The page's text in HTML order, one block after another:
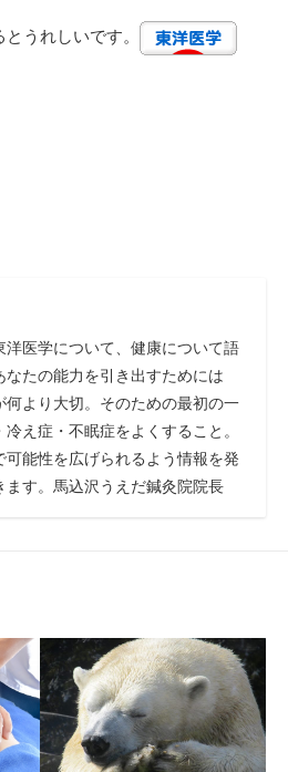
うれしいです。
洋医学について、健康について語
なたの能力を引き出すためには
何より大切。そのための最初の一
え症・不眠症をよくすること。
可能性を広げられるよう情報を発
ます。馬込沢うえだ鍼灸院院長